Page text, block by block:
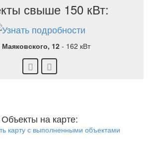
свыше 150 кВт:
Маяковского, 12- 162 кВт
Объекты на карте: